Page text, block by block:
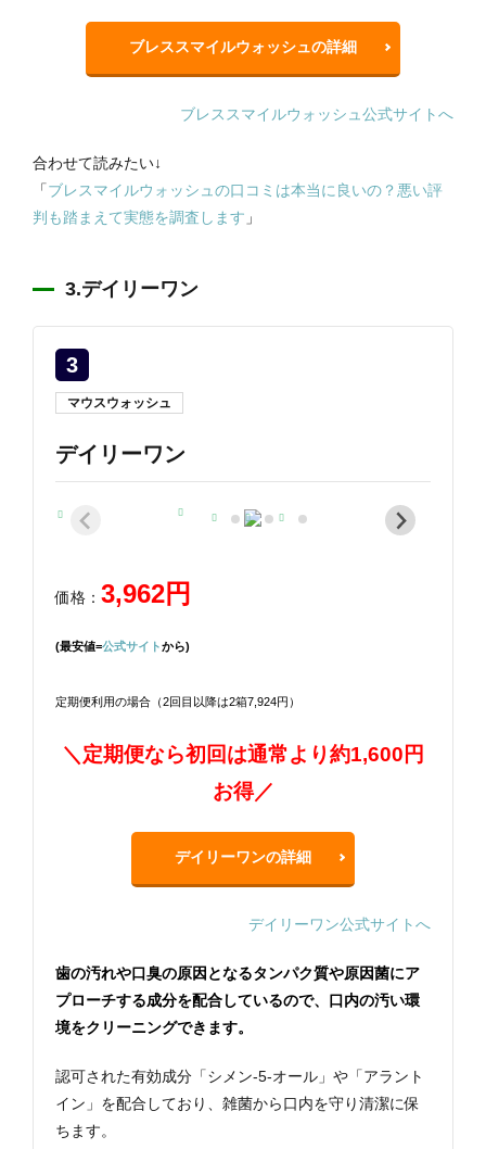
ブレススマイルウォッシュの詳細
ブレススマイルウォッシュ公式サイトへ
合わせて読みたい↓
「ブレスマイルウォッシュの口コミは本当に良いの？悪い評
判も踏まえて実態を調査します 」
3.デイリーワン
3
マウスウォッシュ
デイリーワン
価格： 3,962円
(最安値=公式サイトから)
定期便利用の場合（2回目以降は2箱7,924円）
＼定期便なら初回は通常より約1,600円
お得／
デイリーワンの詳細
デイリーワン公式サイトへ
歯の汚れや口臭の原因となるタンパク質や原因菌にア
プローチする成分を配合しているので、口内の汚い環
境をクリーニングできます。
認可された有効成分「シメン-5-オール」や「アラント
イン」を配合しており、雑菌から口内を守り清潔に保
ちます。